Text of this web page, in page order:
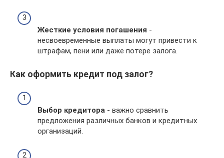
Жесткие условия погашения -
несвоевременные выплаты могут привести к
штрафам, пени или даже потере залога.
Как оформить кредит под залог?
Выбор кредитора - важно сравнить
предложения различных банков и кредитных
организаций.